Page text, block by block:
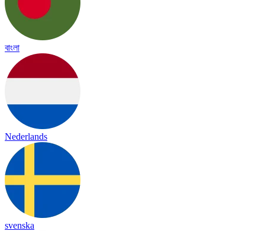
বাংলা
Nederlands
svenska